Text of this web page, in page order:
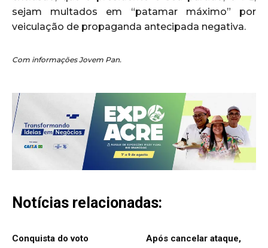
sejam multados em “patamar máximo” por
veiculação de propaganda antecipada negativa.
Com informações Jovem Pan.
Notícias relacionadas:
Conquista do voto Após cancelar ataque,